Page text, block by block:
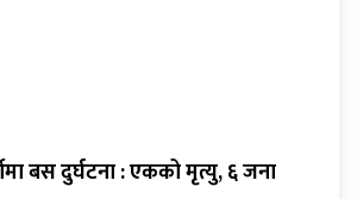
बस दुर्घटना : एकको मृत्यु, ६ जना